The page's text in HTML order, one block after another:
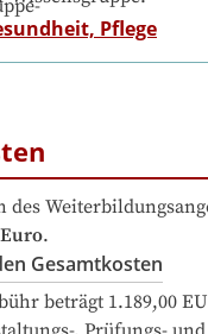
Pflege
des
.
Gesamtkosten
beträgt 1.189,00